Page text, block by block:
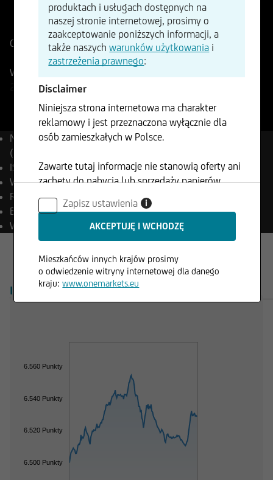
EU0009658145
WKN
965814
Cena referencyjna6537,25Punkty Zmiana
Wskaźnik w czasie rzeczywistym UniCredit
Nazwa
EURO STOXX 50®
(Price) Index (EUR)
ISIN
EU0009658145
WKN 965814
Reuters .STOXX50E
Bloomberg SX5E Index
Waluta
INFORMACJE OGÓLNE
6.500 Punkty
6.520 Punkty
6.540 Punkty
6.560 Punkty
produktach i usługach dostępnych na
naszej stronie internetowej, prosimy o
zaakceptowanie poniższych informacji, a
także naszychwarunków użytkowania i
zastrzeżenia prawnego:
Disclaimer
Niniejsza strona internetowa ma charakter
reklamowy i jest przeznaczona wyłącznie dla
osób zamieszkałych w Polsce.
Zawarte tutaj informacje nie stanowią oferty ani
zachęty do nabycia lub sprzedaży papierów
wartościowych i nie mogą być wykorzystywane
w żadnej jurysdykcji, w której takie
wykorzystanie jest zabronione.
Zapisz ustawienia i
Mieszkańców innych krajów prosimy
o odwiedzenie witryny internetowej dla danego
kraju:www.onemarkets.eu